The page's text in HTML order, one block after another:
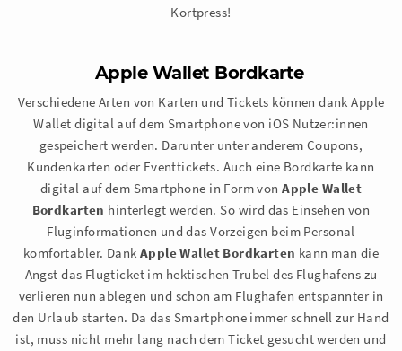
Kortpress!
Apple Wallet Bordkarte
Verschiedene Arten von Karten und Tickets können dank Apple
Wallet digital auf dem Smartphone von iOS Nutzer:innen
gespeichert werden. Darunter unter anderem Coupons,
Kundenkarten oder Eventtickets. Auch eine Bordkarte kann
digital auf dem Smartphone in Form vonApple Wallet
Bordkarten hinterlegt werden. So wird das Einsehen von
Fluginformationen und das Vorzeigen beim Personal
komfortabler. Dank Apple Wallet Bordkarten kann man die
Angst das Flugticket im hektischen Trubel des Flughafens zu
verlieren nun ablegen und schon am Flughafen entspannter in
den Urlaub starten. Da das Smartphone immer schnell zur Hand
ist, muss nicht mehr lang nach dem Ticket gesucht werden und